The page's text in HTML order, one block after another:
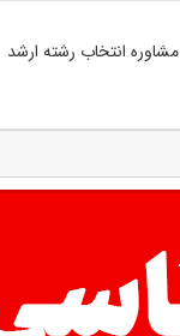
مشاوره انتخاب رشته ارشد